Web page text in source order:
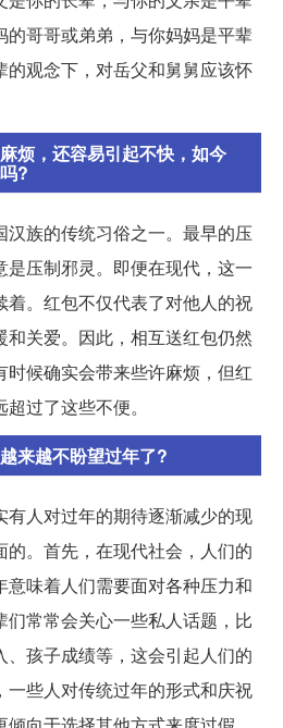
的哥哥或弟弟，与你妈妈是平辈
的观念下，对岳父和舅舅应该怀
烦，还容易引起不快，如今
?
族的传统习俗之一。最早的压
压制邪灵。即便在现代，这一
着。红包不仅代表了对他人的祝
关爱。因此，相互送红包仍然
候确实会带来些许麻烦，但红
过了这些不便。
来越不盼望过年了?
有人对过年的期待逐渐减少的现
。首先，在现代社会，人们的
味着人们需要面对各种压力和
们常常会关心一些私人话题，比
孩子成绩等，这会引起人们的
一些人对传统过年的形式和庆祝